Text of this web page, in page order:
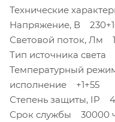
Технические
Напряжение, В
Световой поток, Лм
Тип источника света
Температурный
исполнение +1+55
Степень защиты, IP
Срок службы 30000